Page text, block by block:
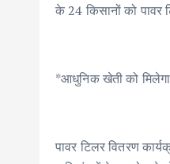
के 24 किसानों को पावर
*आधुनिक खेती को मिलेगा
पावर टिलर वितरण